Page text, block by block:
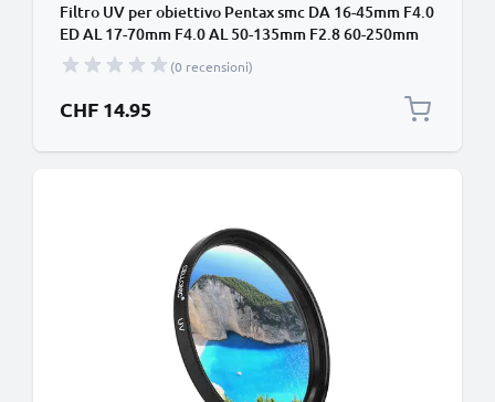
Filtro UV per obiettivo Pentax smc DA 16-45mm F4.0
ED AL 17-70mm F4.0 AL 50-135mm F2.8 60-250mm
F4.0 (Ø 67mm) contro raggi ultravioletti per
filettatura avente diametro Ø 67mm Vetro,
protezione delle lente fotocamera
(0 recensioni)
CHF 14.95